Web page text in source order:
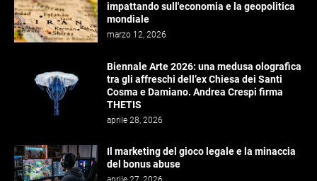
impattando sull'economia e la geopolitica
mondiale
marzo 12, 2026
Biennale Arte 2026: una medusa olografica
tra gli affreschi dell’ex Chiesa dei Santi
Cosma e Damiano. Andrea Crespi firma
THETIS
aprile 28, 2026
Il marketing del gioco legale e la minaccia
del bonus abuse